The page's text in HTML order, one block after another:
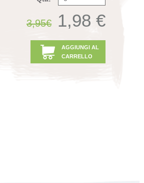
3,95€ 1,98 €
AGGIUNGI AL
CARRELLO